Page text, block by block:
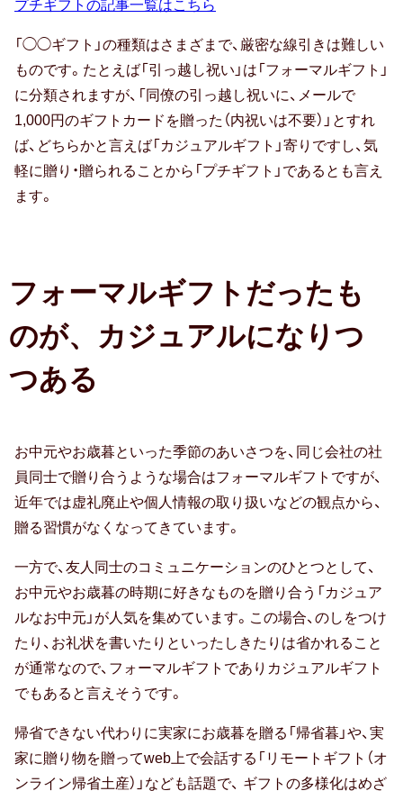
手土産・プチギフト
新築祝い
金婚式
カード式
七夕
バレンタイン
節分
ホワイトデー
クリスマス
おせち
プチギフトの記事一覧はこちら
「◯◯ギフト」の種類はさまざまで、厳密な線引きは難しい
ものです。たとえば「引っ越し祝い」は「フォーマルギフト」
に分類されますが、「同僚の引っ越し祝いに、メールで
1,000円のギフトカードを贈った（内祝いは不要）」とすれ
ば、どちらかと言えば「カジュアルギフト」寄りですし、気
軽に贈り・贈られることから「プチギフト」であるとも言え
ます。
フォーマルギフトだったも
のが、カジュアルになりつ
つある
お中元やお歳暮といった季節のあいさつを、同じ会社の社
員同士で贈り合うような場合はフォーマルギフトですが、
近年では虚礼廃止や個人情報の取り扱いなどの観点から、
贈る習慣がなくなってきています。
一方で、友人同士のコミュニケーションのひとつとして、
お中元やお歳暮の時期に好きなものを贈り合う「カジュア
ルなお中元」が人気を集めています。この場合、のしをつけ
たり、お礼状を書いたりといったしきたりは省かれること
が通常なので、フォーマルギフトでありカジュアルギフト
でもあると言えそうです。
帰省できない代わりに実家にお歳暮を贈る「帰省暮」や、実
家に贈り物を贈ってweb上で会話する「リモートギフト（オ
ンライン帰省土産）」なども話題で、 ギフトの多様化はめざ